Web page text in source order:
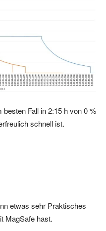
Fall in 2:15 h von 0 %
schnell ist.
etwas sehr Praktisches
MagSafe hast.